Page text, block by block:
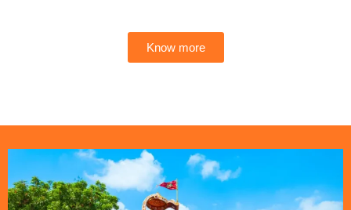
Know more